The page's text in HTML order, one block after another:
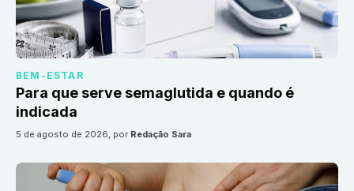
BEM-ESTAR
Para que serve semaglutida e quando é
indicada
5 de agosto de 2026, por Redação Sara